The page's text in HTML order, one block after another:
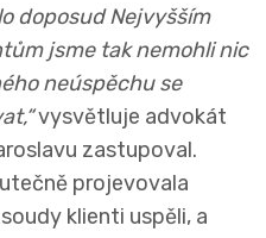
doposud Nejvyšším
jsme tak nemohli nic
neúspěchu se
vysvětluje advokát
zastupoval.
projevovala
klienti uspěli, a